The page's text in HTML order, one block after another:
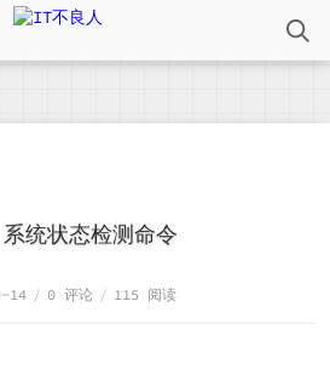
统状态检测命令
14 / 0 评论 / 115 阅读